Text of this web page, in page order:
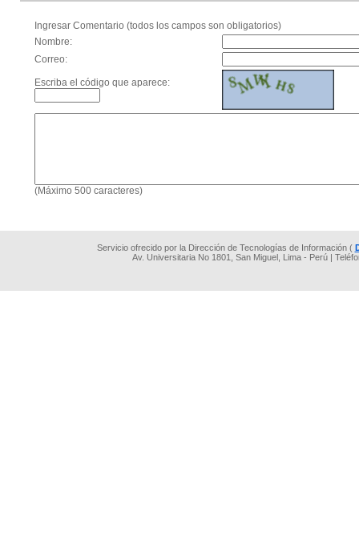
Ingresar Comentario (todos los campos son obligatorios)
Nombre:
Correo:
Escriba el código que aparece:
(Máximo 500 caracteres)
Servicio ofrecido por la Dirección de Tecnologías de Información (
Av. Universitaria No 1801, San Miguel, Lima - Perú |